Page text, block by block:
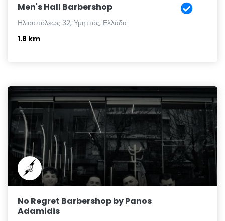
Men's Hall Barbershop
Ηλιουπόλεως 32, Υμηττός, Ελλάδα
1.8 km
No Regret Barbershop by Panos
Adamidis